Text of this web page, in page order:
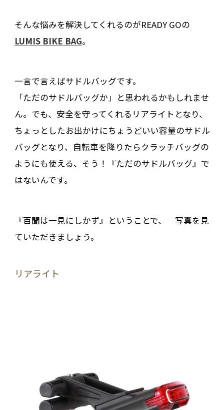
そんな悩みを解決してくれるのがREADY GOの
LUMIS BIKE BAG。
一言で言えばサドルバッグです。
「ただのサドルバッグか」と思われるかもしれませ
ん。でも、安全を守ってくれるリアライトとなり、
ちょっとしたお出かけにちょうどいい容量のサドル
バッグとなり、自転車を降りたらクラッチバッグの
ようにも使える、そう！『ただのサドルバッグ』で
はないんです。
『百聞は一見にしかず』ということで、 写真を見
ていただきましょう。
リアライト